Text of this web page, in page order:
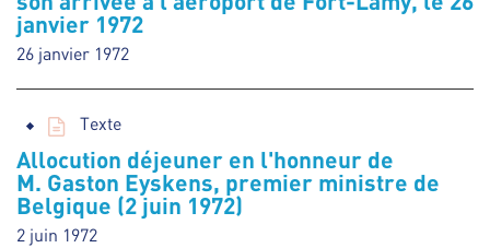
janvier 1972
26 janvier 1972
Texte
Allocution déjeuner en l'honneur de
M. Gaston Eyskens, premier ministre de
Belgique (2 juin 1972)
2 juin 1972